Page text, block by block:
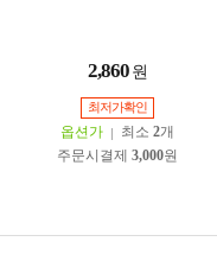
2,860 원
최저가확인
옵션가 최소 2개
주문시결제 3,000원